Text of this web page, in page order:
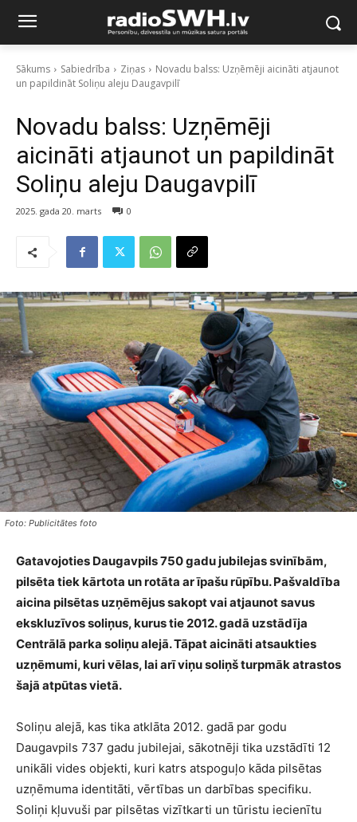
Sākums Sabiedrība Ziņas
Novadu balss: Uzņēmēji aicināti atjaunot
un papildināt Soliņu aleju Daugavpilī
Novadu balss: Uzņēmēji
aicināti atjaunot un papildināt
Soliņu aleju Daugavpilī
2025. gada 20. marts 0
Foto: Publicitātes foto
Gatavojoties Daugavpils 750 gadu jubilejas svinībām,
pilsēta tiek kārtota un rotāta ar īpašu rūpību. Pašvaldība
aicina pilsētas uzņēmējus sakopt vai atjaunot savus
ekskluzīvos soliņus, kurus tie 2012. gadā uzstādīja
Centrālā parka soliņu alejā. Tāpat aicināti atsaukties
uzņēmumi, kuri vēlas, lai arī viņu soliņš turpmāk atrastos
šajā atpūtas vietā.
Soliņu alejā, kas tika atklāta 2012. gadā par godu
Daugavpils 737 gadu jubilejai, sākotnēji tika uzstādīti 12
unikāli vides objekti, kuri katrs atspoguļo kāda pilsētas
uzņēmuma identitāti, vērtības un darbības specifiku.
Soliņi kļuvuši par pilsētas vizītkarti un tūristu iecienītu